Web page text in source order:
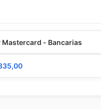
Mastercard - Bancarias